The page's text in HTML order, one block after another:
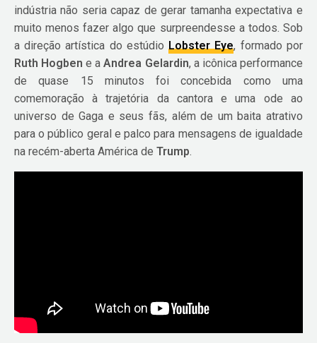
indústria não seria capaz de gerar tamanha expectativa e
muito menos fazer algo que surpreendesse a todos. Sob
a direção artística do estúdioLobster Eye, formado por
Ruth Hogben e aAndrea Gelardin, a icônica performance
de quase 15 minutos foi concebida como uma
comemoração à trajetória da cantora e uma ode ao
universo de Gaga e seus fãs, além de um baita atrativo
para o público geral e palco para mensagens de igualdade
na recém-aberta América deTrump.